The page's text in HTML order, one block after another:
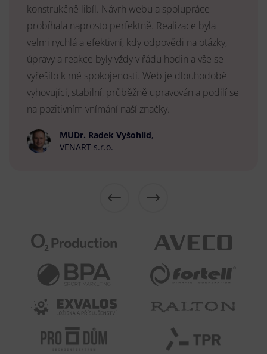
konstrukčně libíl. Návrh webu a spolupráce
probíhala naprosto perfektně. Realizace byla
velmi rychlá a efektivní, kdy odpovědi na otázky,
úpravy a reakce byly vždy v řádu hodin a vše se
vyřešilo k mé spokojenosti. Web je dlouhodobě
vyhovující, stabilní, průběžně upravován a podílí se
na pozitivním vnímání naší značky.
MUDr. Radek Vyšohlíd,
VENART s.r.o.